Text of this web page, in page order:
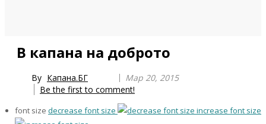
В капана на доброто
By Капана.БГ
Мар 20, 2015
Be the first to comment!
font size decrease font size increase font size
Year
Month
Year
Month